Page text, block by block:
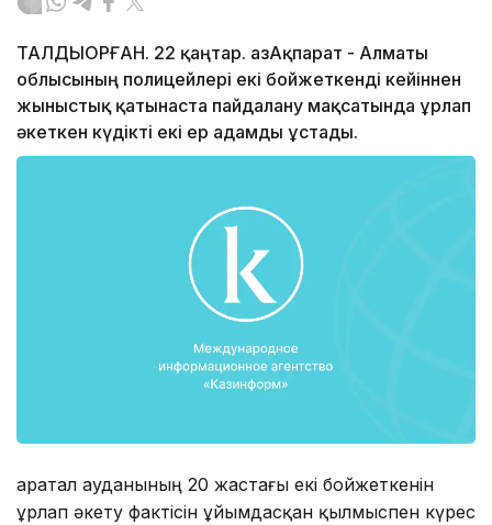
ТАЛДЫҚОРҒАН. 22 қаңтар. ҚазАқпарат - Алматы
облысының полицейлері екі бойжеткенді кейіннен
жыныстық қатынаста пайдалану мақсатында ұрлап
әкеткен күдікті екі ер адамды ұстады.
Қаратал ауданының 20 жастағы екі бойжеткенін
ұрлап әкету фактісін ұйымдасқан қылмыспен күрес